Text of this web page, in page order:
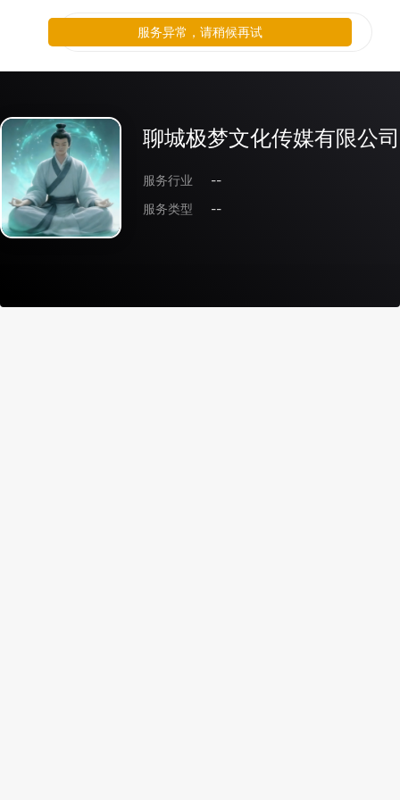
聊城极梦文化传媒有限公司
服务行业
--
服务类型
--
服务异常，请稍候再试